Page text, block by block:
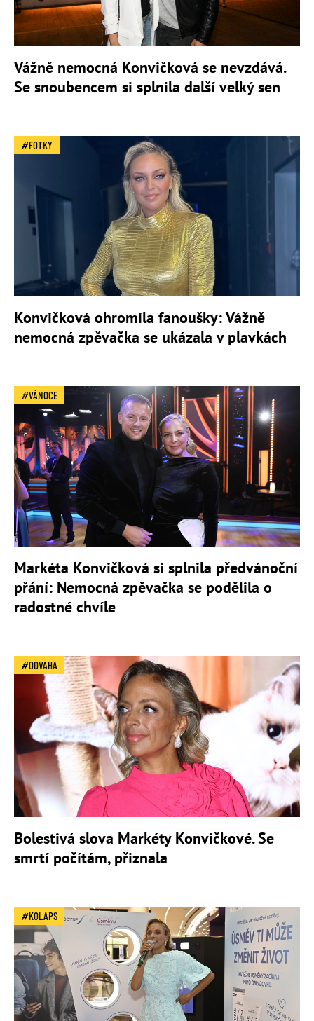
Vážně nemocná Konvičková se nevzdává.
Se snoubencem si splnila další velký sen
FOTKY
Konvičková ohromila fanoušky: Vážně
nemocná zpěvačka se ukázala v plavkách
VÁNOCE
Markéta Konvičková si splnila předvánoční
přání: Nemocná zpěvačka se podělila o
radostné chvíle
ODVAHA
Bolestivá slova Markéty Konvičkové. Se
smrtí počítám, přiznala
KOLAPS